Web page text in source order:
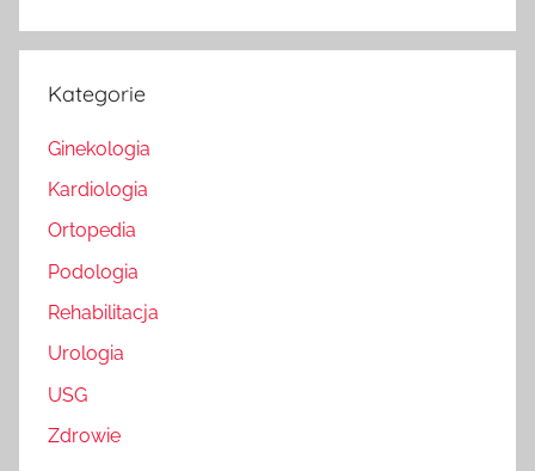
Kategorie
Ginekologia
Kardiologia
Ortopedia
Podologia
Rehabilitacja
Urologia
USG
Zdrowie